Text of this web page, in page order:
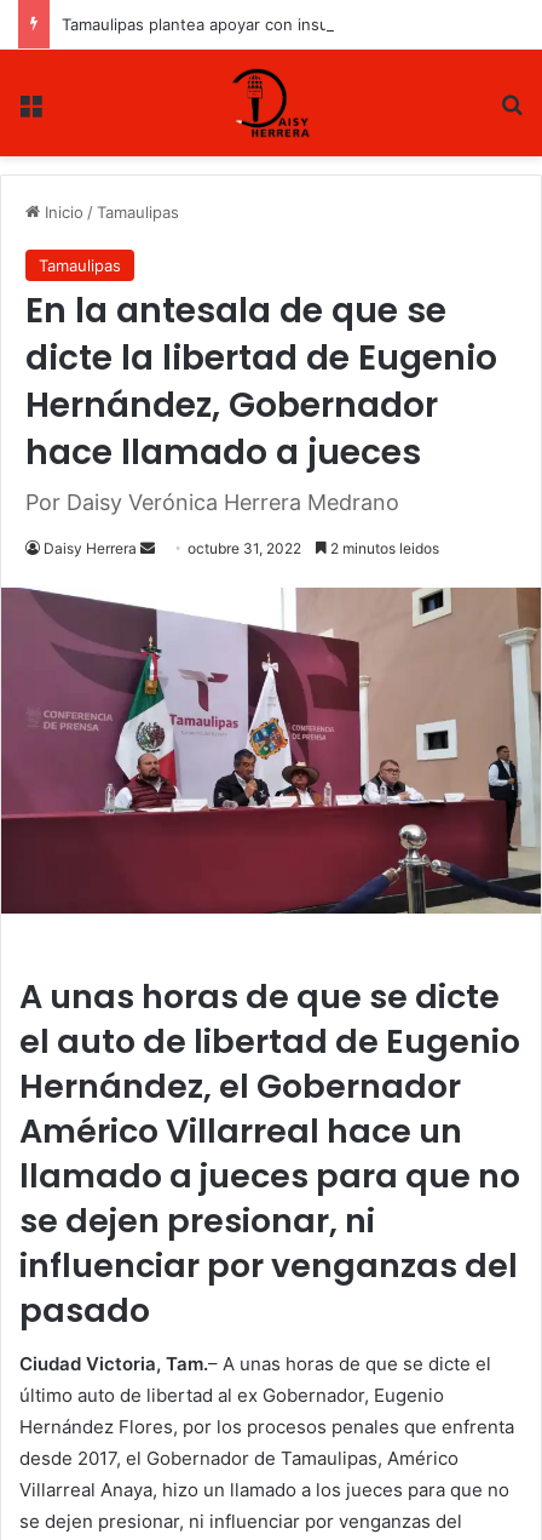
Inicio /Tamaulipas
Tamaulipas
En la antesala de que se
dicte la libertad de Eugenio
Hernández, Gobernador
hace llamado a jueces
Por Daisy Verónica Herrera Medrano
Daisy Herrera
n
a
n
e
m
a
i
octubre 31, 2022 2 minutos leidos
A unas horas de que se dicte
el auto de libertad de Eugenio
Hernández, el Gobernador
Américo Villarreal hace un
llamado a jueces para que no
se dejen presionar, ni
influenciar por venganzas del
pasado
Ciudad Victoria, Tam.– A unas horas de que se dicte el
último auto de libertad al ex Gobernador, Eugenio
Hernández Flores, por los procesos penales que enfrenta
desde 2017, el Gobernador de Tamaulipas, Américo
Villarreal Anaya, hizo un llamado a los jueces para que no
se dejen presionar, ni influenciar por venganzas del